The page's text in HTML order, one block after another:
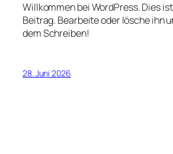
Willkommen bei WordPress. Dies
Beitrag. Bearbeite oder lösche ihn
dem Schreiben!
28. Juni 2026